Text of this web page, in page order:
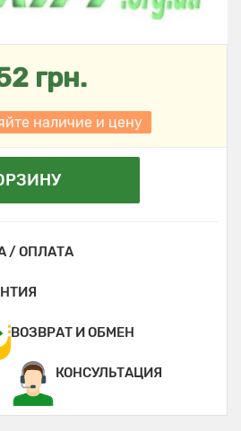
грн.
наличие и цену
/ ОПЛАТА
ВОЗВРАТ И ОБМЕН
КОНСУЛЬТАЦИЯ